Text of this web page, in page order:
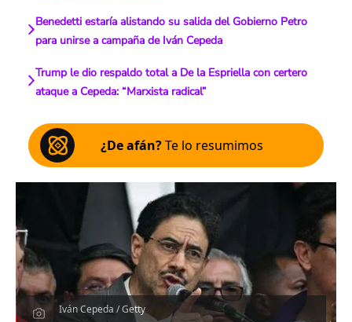
Benedetti estaría alistando su salida del Gobierno Petro
para unirse a campaña de Iván Cepeda
Trump le dio respaldo total a De la Espriella con certero
ataque a Cepeda: “Marxista radical”
¿De afán?Te lo resumimos
Iván Cepeda / Getty